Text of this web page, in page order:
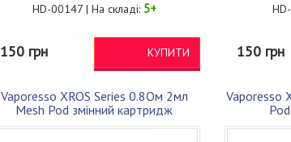
HD-00147 | На складі: 5+
150 грн КУПИТИ 150 грн
Vaporesso XROS Series 0.8Ом 2мл
Mesh Pod змінний картридж
Vaporesso